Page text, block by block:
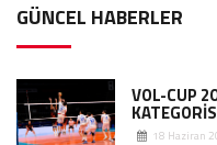
GÜNCEL HABERLER
VOL-CUP
18 Haziran